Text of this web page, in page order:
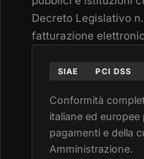
Decreto Legislativo
fatturazione
SIAE PCI DSS
Conformità
italiane ed
pagamenti e della
Amministrazione.